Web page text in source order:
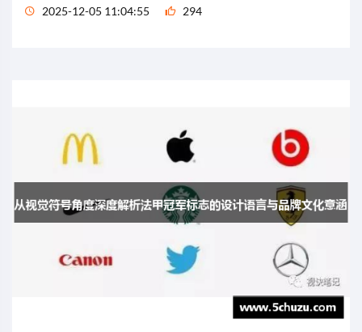
2025-12-05 11:04:55 294